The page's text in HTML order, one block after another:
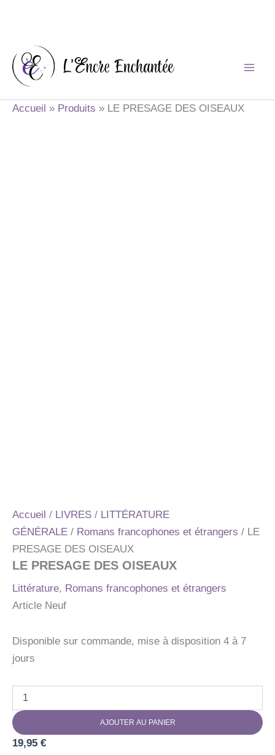
contenu
Accueil Produits LE PRESAGE DES OISEAUX
Accueil / LIVRES / LITTÉRATURE
GÉNÉRALE / Romans francophones et étrangers / LE
PRESAGE DES OISEAUX
LE PRESAGE DES OISEAUX
Littérature, Romans francophones et étrangers
Article Neuf
Disponible sur commande, mise à disposition 4 à 7
jours
LE
PRESAGE
DES
AJOUTER AU PANIER
19,95 €